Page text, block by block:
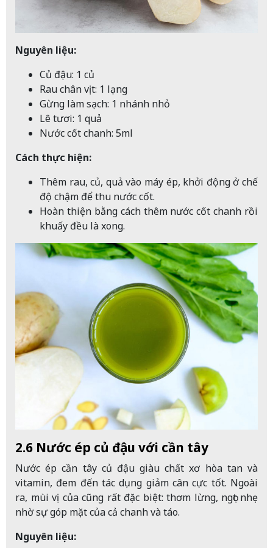
Nguyên liệu:
Củ đậu: 1 củ
Rau chân vịt: 1 lạng
Gừng làm sạch: 1 nhánh nhỏ
Lê tươi: 1 quả
Nước cốt chanh: 5ml
Cách thực hiện:
Thêm rau, củ, quả vào máy ép, khởi động ở chế
độ chậm để thu nước cốt.
Hoàn thiện bằng cách thêm nước cốt chanh rồi
khuấy đều là xong.
2.6 Nước ép củ đậu với cần tây
Nước ép cần tây củ đậu giàu chất xơ hòa tan và
vitamin, đem đến tác dụng giảm cân cực tốt. Ngoài
ra, mùi vị của cũng rất đặc biệt: thơm lừng, ngọt nhẹ
nhờ sự góp mặt của cả chanh và táo.
Nguyên liệu: